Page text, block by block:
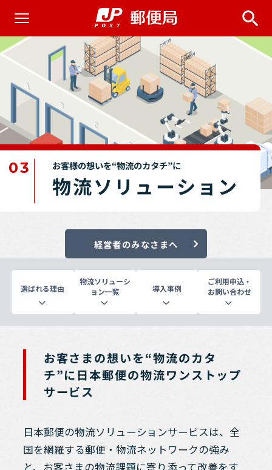
03 お客様の想いを“物流のカタチ”に
物流ソリューション
経営者のみなさまへ
選ばれる理由
物流ソリューシ
ョン一覧
導入事例
ご利用申込・
お問い合わせ
お客さまの想いを“物流のカタ
チ”に日本郵便の物流ワンストップ
サービス
日本郵便の物流ソリューションサービスは、全
国を網羅する郵便・物流ネットワークの強み
と、お客さまの物流課題に寄り添って改善をす